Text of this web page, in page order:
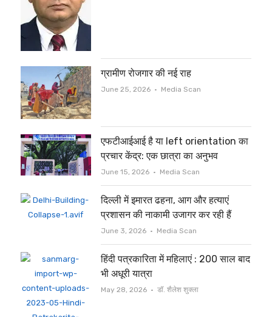
ग्रामीण रोजगार की नई राह
June 25, 2026 Author
Media Scan
एफटीआईआई है या left orientation का
प्रचार केंद्र: एक छात्रा का अनुभव
June 15, 2026 Author
Media Scan
दिल्ली में इमारत ढहना, आग और हत्याएं
प्रशासन की नाकामी उजागर कर रही हैं
June 3, 2026 Author
Media Scan
हिंदी पत्रकारिता में महिलाएं : 200 साल बाद
भी अधूरी यात्रा
May 28, 2026 Author
डॉ. शैलेश शुक्ला